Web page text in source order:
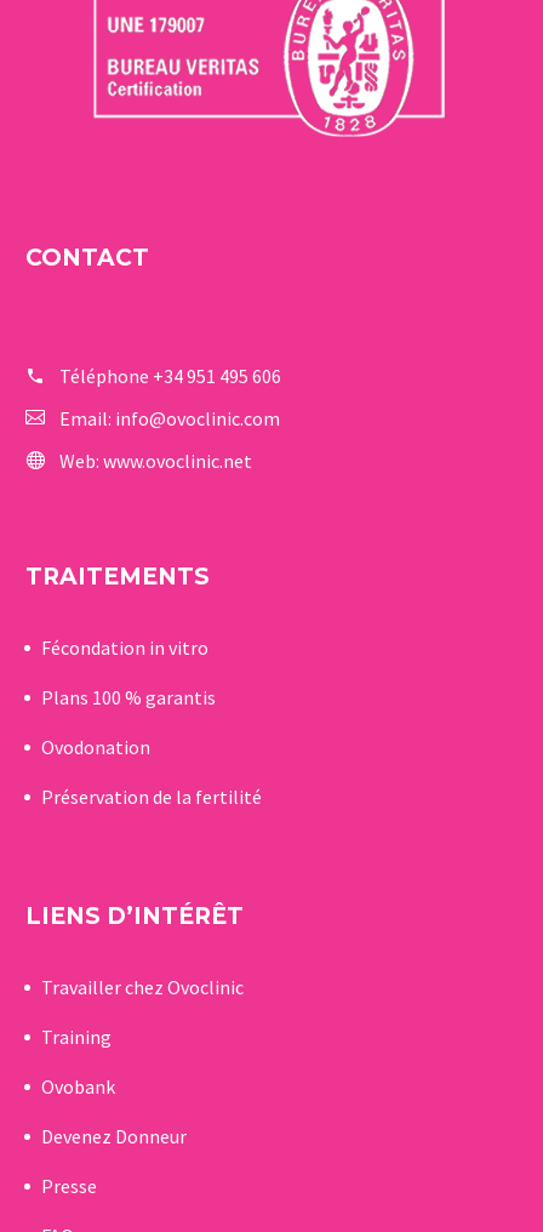
CONTACT
Téléphone +34 951 495 606
Email: info@ovoclinic.com
Web: www.ovoclinic.net
TRAITEMENTS
Fécondation in vitro
Plans 100 % garantis
Ovodonation
Préservation de la fertilité
LIENS D’INTÉRÊT
Travailler chez Ovoclinic
Training
Ovobank
Devenez Donneur
Presse